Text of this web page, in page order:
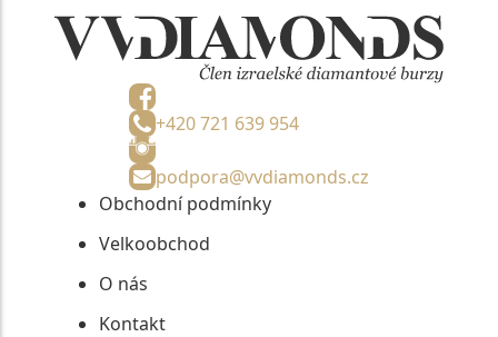
+420 721 639 954
podpora@vvdiamonds.cz
Obchodní podmínky
Velkoobchod
O nás
Kontakt